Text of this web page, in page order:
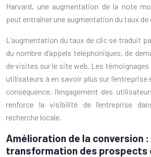
Harvard, une augmentation de la note
peut entraîner une augmentation du taux de
L’augmentation du taux de clic se traduit
du nombre d’appels téléphoniques, de
de visites sur le site web. Les
utilisateurs à en savoir plus sur l’entreprise
conséquence, l’engagement des
renforce la visibilité de l’entreprise
recherche locale.
Amélioration de la conversion :
transformation des prospects